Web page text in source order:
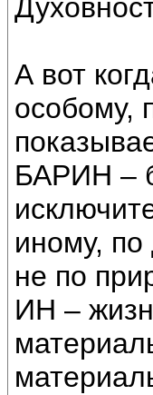
А вот
особому,
БАРИН –
иному, по
не по
ИН –